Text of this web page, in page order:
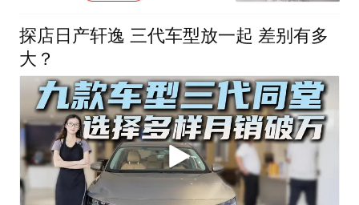
探店日产轩逸 三代车型放一起 差别有多
大？